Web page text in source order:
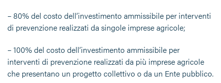
– 80% del costo dell’investimento ammissibile per interventi
di prevenzione realizzati da singole imprese agricole;
– 100% del costo dell’investimento ammissibile per
interventi di prevenzione realizzati da più imprese agricole
che presentano un progetto collettivo o da un Ente pubblico.